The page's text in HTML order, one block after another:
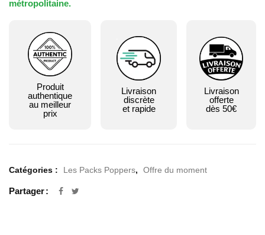
métropolitaine.
Produit
authentique
au meilleur
prix
Livraison
discrète
et rapide
Livraison
offerte
dès 50€
Catégories : Les Packs Poppers, Offre du moment
Partager